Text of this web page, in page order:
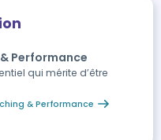
Performance
qui mérite d’être
& Performance